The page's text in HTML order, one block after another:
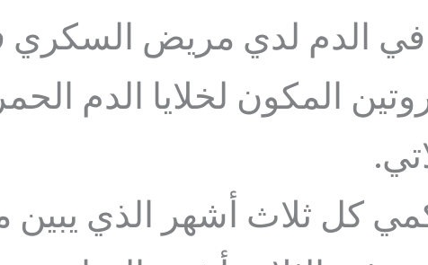
في الدم لدي مريض السكري
المكون لخلايا الدم
كل ثلاث أشهر الذي يبين